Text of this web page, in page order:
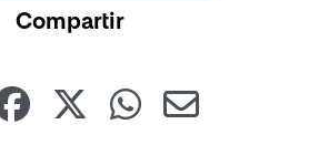
Compartir